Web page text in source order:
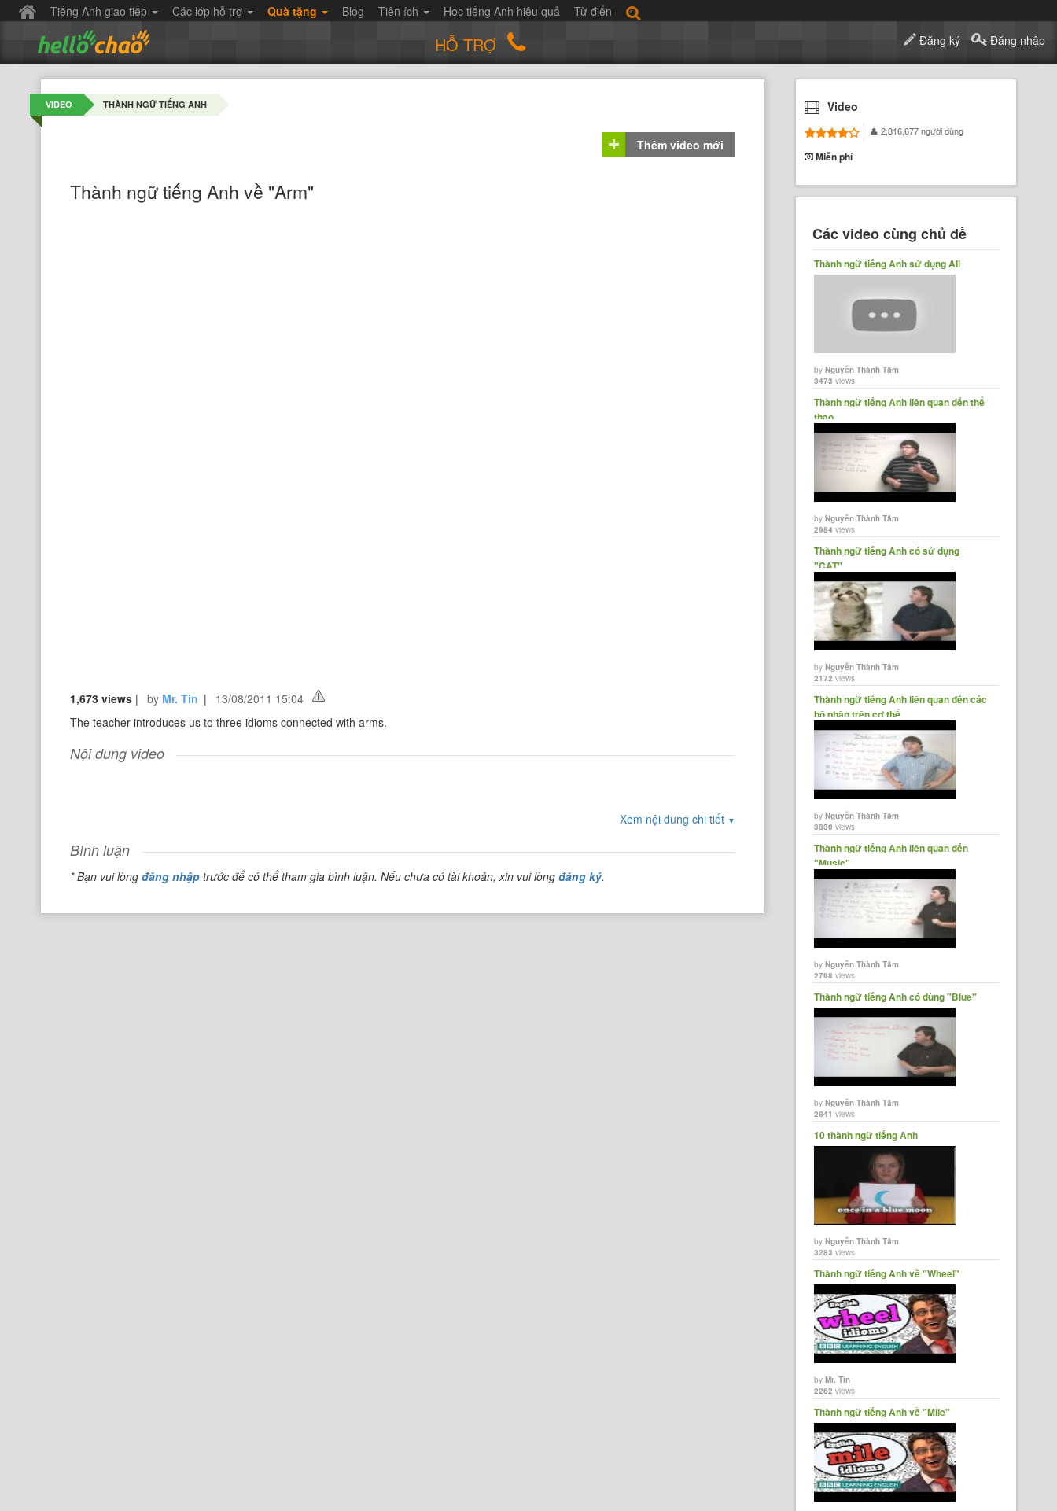
Tiếng Anh giao tiếp Các lớp hỗ trợ Quà tặng Blog Tiện ích Học tiếng Anh hiệu quả Từ điển
HỖ TRỢ Đăng ký Đăng nhập
VIDEO THÀNH NGỮ TIẾNG ANH
Thêm video mới
Thành ngữ tiếng Anh về "Arm"
1,673 views | by Mr. Tin |
13/08/2011 15:04
The teacher introduces us to three idioms connected with arms.
Nội dung video
Xem nội dung chi tiết ▼
Bình luận
* Bạn vui lòngđăng nhập trước để có thể tham gia bình luận. Nếu chưa có tài khoản, xin vui lòngđăng ký.
Video
2,816,677 người dùng
Miễn phí
Các video cùng chủ đề
Thành ngữ tiếng Anh sử dụng All
byNguyễn Thành Tâm
3473 views
Thành ngữ tiếng Anh liên quan đến thể
thao
byNguyễn Thành Tâm
2984 views
Thành ngữ tiếng Anh có sử dụng
"CAT"
byNguyễn Thành Tâm
2172 views
Thành ngữ tiếng Anh liên quan đến các
bộ phận trên cơ thể
byNguyễn Thành Tâm
3830 views
Thành ngữ tiếng Anh liên quan đến
"Music"
byNguyễn Thành Tâm
2798 views
Thành ngữ tiếng Anh có dùng "Blue"
byNguyễn Thành Tâm
2841 views
10 thành ngữ tiếng Anh
byNguyễn Thành Tâm
3283 views
Thành ngữ tiếng Anh về "Wheel"
byMr. Tin
2262 views
Thành ngữ tiếng Anh về "Mile"